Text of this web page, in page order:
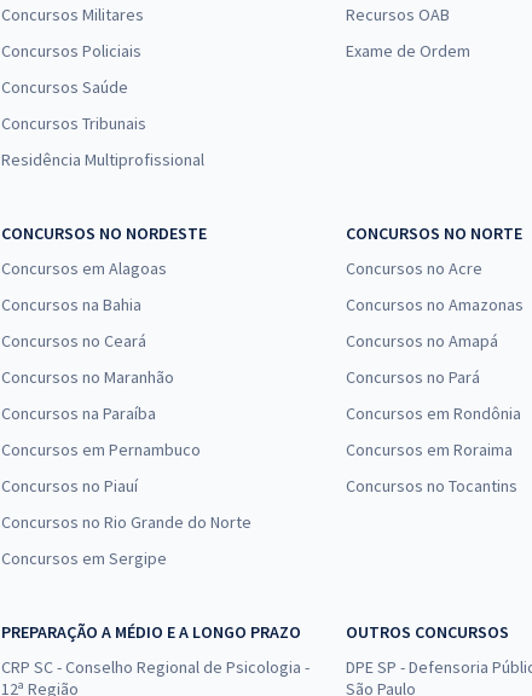
Concursos Militares
Concursos Policiais
Concursos Saúde
Concursos Tribunais
Residência Multiprofissional
Recursos OAB
Exame de Ordem
CONCURSOS NO NORDESTE
Concursos em Alagoas
Concursos na Bahia
Concursos no Ceará
Concursos no Maranhão
Concursos na Paraíba
Concursos em Pernambuco
Concursos no Piauí
Concursos no Rio Grande do Norte
Concursos em Sergipe
CONCURSOS NO NORTE
Concursos no Acre
Concursos no Amazonas
Concursos no Amapá
Concursos no Pará
Concursos em Rondônia
Concursos em Roraima
Concursos no Tocantins
PREPARAÇÃO A MÉDIO E A LONGO PRAZO
CRP SC - Conselho Regional de Psicologia -
12ª Região
OUTROS CONCURSOS
DPE SP - Defensoria
São Paulo